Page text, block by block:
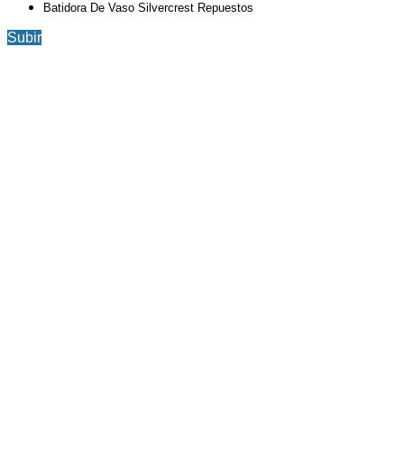
Batidora De Vaso Silvercrest Repuestos
Subir